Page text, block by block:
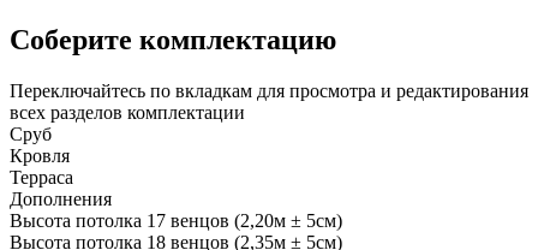
Соберите комплектацию
Переключайтесь по вкладкам для просмотра и редактирования
всех разделов комплектации
Сруб
Кровля
Терраса
Дополнения
Высота потолка 17 венцов (2,20м ± 5см)
Высота потолка 18 венцов (2,35м ± 5см)